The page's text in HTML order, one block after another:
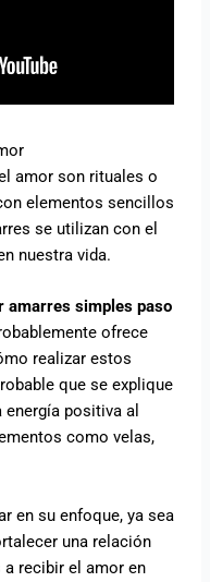
amor son rituales o
elementos sencillos
se utilizan con el
nuestra vida.
amarres simples paso
ofrece
realizar estos
que se explique
positiva al
como velas,
en su enfoque, ya sea
una relación
recibir el amor en